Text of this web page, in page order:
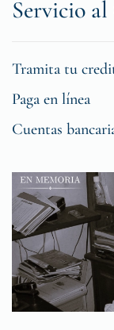
Servicio
Tramita tu
Paga en línea
Cuentas